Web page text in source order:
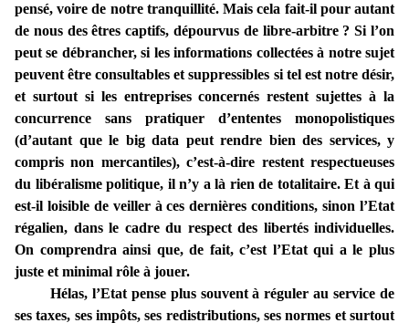
pensé, voire de notre tranquillité. Mais cela fait-il pour autant
de nous des êtres captifs, dépourvus de libre-arbitre ? Si l’on
peut se débrancher, si les informations collectées à notre sujet
peuvent être consultables et suppressibles si tel est notre désir,
et surtout si les entreprises concernés restent sujettes à la
concurrence sans pratiquer d’ententes monopolistiques
(d’autant que le big data peut rendre bien des services, y
compris non mercantiles), c’est-à-dire restent respectueuses
du libéralisme politique, il n’y a là rien de totalitaire. Et à qui
est-il loisible de veiller à ces dernières conditions, sinon l’Etat
régalien, dans le cadre du respect des libertés individuelles.
On comprendra ainsi que, de fait, c’est l’Etat qui a le plus
juste et minimal rôle à jouer.
Hélas, l’Etat pense plus souvent à réguler au service de
ses taxes, ses impôts, ses redistributions, ses normes et surtout